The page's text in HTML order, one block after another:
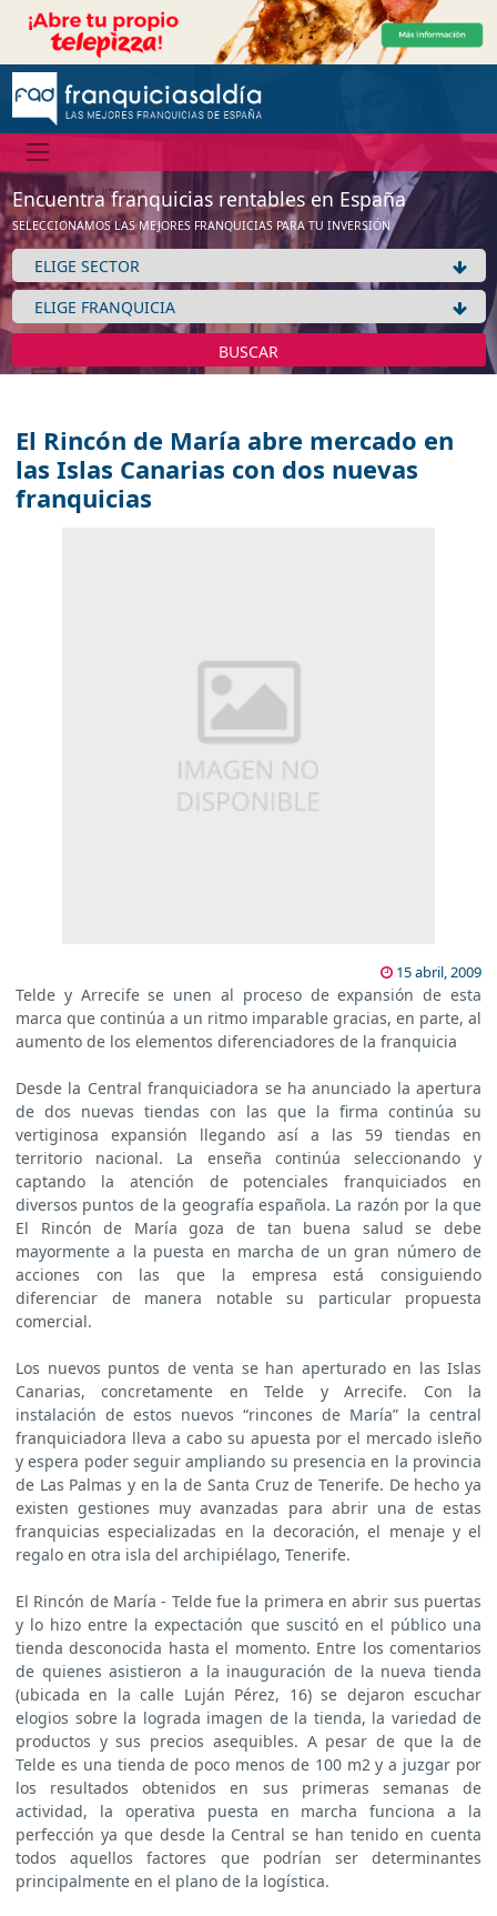
Encuentra franquicias rentables en España
SELECCIONAMOS LAS MEJORES FRANQUICIAS PARA TU INVERSIÓN
BUSCAR
El Rincón de María abre mercado en
las Islas Canarias con dos nuevas
franquicias
15 abril, 2009
Telde y Arrecife se unen al proceso de expansión de esta
marca que continúa a un ritmo imparable gracias, en parte, al
aumento de los elementos diferenciadores de la franquicia
Desde la Central franquiciadora se ha anunciado la apertura
de dos nuevas tiendas con las que la firma continúa su
vertiginosa expansión llegando así a las 59 tiendas en
territorio nacional. La enseña continúa seleccionando y
captando la atención de potenciales franquiciados en
diversos puntos de la geografía española. La razón por la que
El Rincón de María goza de tan buena salud se debe
mayormente a la puesta en marcha de un gran número de
acciones con las que la empresa está consiguiendo
diferenciar de manera notable su particular propuesta
comercial.
Los nuevos puntos de venta se han aperturado en las Islas
Canarias, concretamente en Telde y Arrecife. Con la
instalación de estos nuevos “rincones de María” la central
franquiciadora lleva a cabo su apuesta por el mercado isleño
y espera poder seguir ampliando su presencia en la provincia
de Las Palmas y en la de Santa Cruz de Tenerife. De hecho ya
existen gestiones muy avanzadas para abrir una de estas
franquicias especializadas en la decoración, el menaje y el
regalo en otra isla del archipiélago, Tenerife.
El Rincón de María - Telde fue la primera en abrir sus puertas
y lo hizo entre la expectación que suscitó en el público una
tienda desconocida hasta el momento. Entre los comentarios
de quienes asistieron a la inauguración de la nueva tienda
(ubicada en la calle Luján Pérez, 16) se dejaron escuchar
elogios sobre la lograda imagen de la tienda, la variedad de
productos y sus precios asequibles. A pesar de que la de
Telde es una tienda de poco menos de 100 m2 y a juzgar por
los resultados obtenidos en sus primeras semanas de
actividad, la operativa puesta en marcha funciona a la
perfección ya que desde la Central se han tenido en cuenta
todos aquellos factores que podrían ser determinantes
principalmente en el plano de la logística.